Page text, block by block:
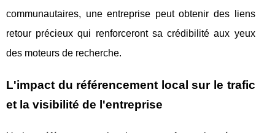
communautaires, une entreprise peut obtenir des liens
retour précieux qui renforceront sa crédibilité aux yeux
des moteurs de recherche.
L'impact du référencement local sur le trafic
et la visibilité de l'entreprise